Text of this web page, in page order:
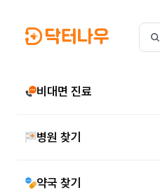
비대면 진료
병원 찾기
약국 찾기